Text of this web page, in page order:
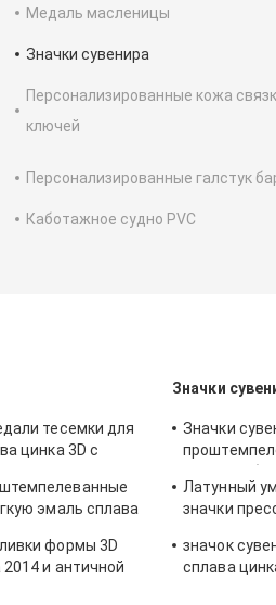
Медаль масленицы
Значки сувенира
Персонализированные кожа
ключей
Персонализированные галстук
Каботажное судно PVC
тесемки для
цинка 3D с
эмаль сплава
формы 3D
и античной
Значки
Значки
Латунный
значки
плакировка
значок
сплава